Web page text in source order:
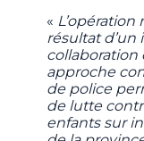
«
résultat
collaboration
approche
de police
de lutte
enfants sur